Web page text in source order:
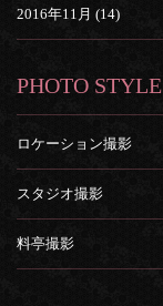
2016年11月 (14)
PHOTO STYLE
ロケーション撮影
スタジオ撮影
料亭撮影